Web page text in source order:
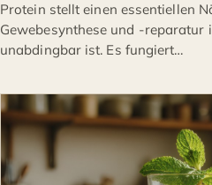
Protein stellt einen essentiellen
Gewebesynthese und -reparatur
unabdingbar ist. Es fungiert…
GESUNDHEIT & FITNESS